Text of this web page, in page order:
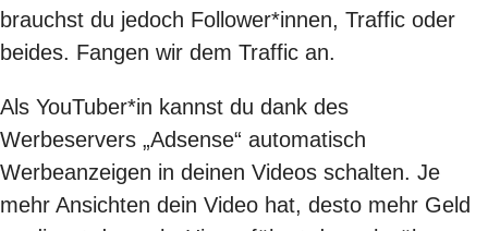
brauchst du jedoch Follower*innen, Traffic oder
beides. Fangen wir dem Traffic an.
Als YouTuber*in kannst du dank des
Werbeservers „Adsense“ automatisch
Werbeanzeigen in deinen Videos schalten. Je
mehr Ansichten dein Video hat, desto mehr Geld